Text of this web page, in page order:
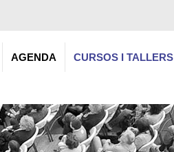
AGENDA CURSOS I TALLERS